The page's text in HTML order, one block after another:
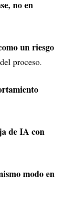
no en
un riesgo
proceso.
de IA con
modo en